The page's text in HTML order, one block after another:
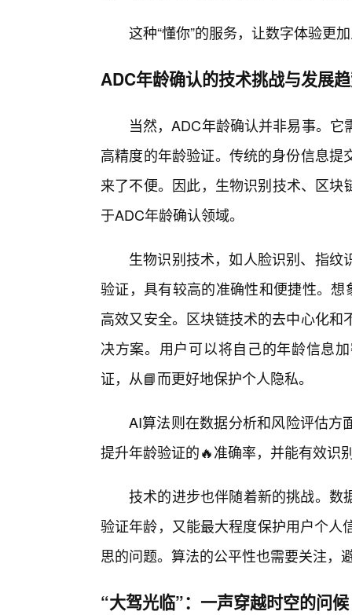
这种“懂你”的服务，让数字体验更
ADC年龄确认的技术挑战与发展
当然，ADC年龄确认并非易事。
高精度的年龄验证。传统的身份信息
来了不便。因此，生物识别技术、区
于ADC年龄确认领域。
生物识别技术，如人脸识别、指
验证，具有较高的准确性和便捷性。
高效又安全。区块链技术的去中心化
决方案。用户可以将自己的年龄信息
证，从📘而更好地保护个人隐私。
AI算法则在数据分析和风险评估方
提升年龄验证的🔥准确率，并能有效识
技术的进步也伴随着新的挑战。数
验证年龄，又能最大程度保护用户个
思的问题。算法的公平性也需要关注，
“大驾光临”：一声穿越时空的问候